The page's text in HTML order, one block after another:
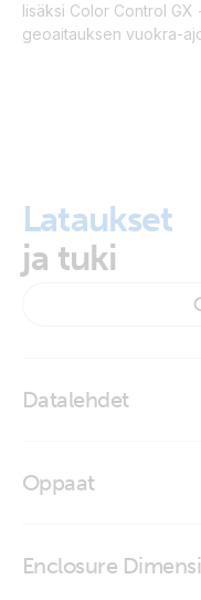
lisäksi Color Control GX
geoaitauksen vuokra-
Lataukset
ja tuki
Datalehdet
Oppaat
Enclosure